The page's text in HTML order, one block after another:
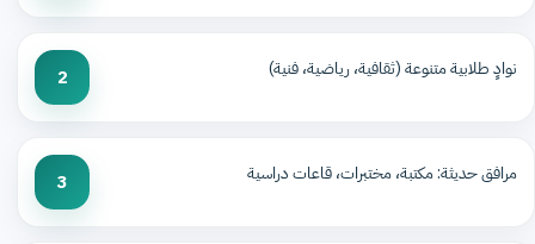
نوادٍ طلابية متنوعة (ثقافية، رياضية، فنية) 2
مرافق حديثة: مكتبة، مختبرات، قاعات دراسية 3